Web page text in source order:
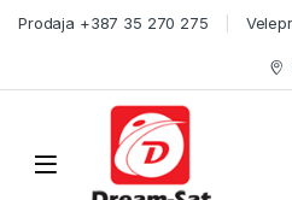
Prodaja +387 35 270 275